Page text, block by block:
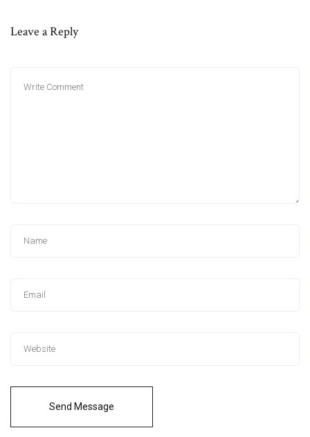
Leave a Reply
Send Message